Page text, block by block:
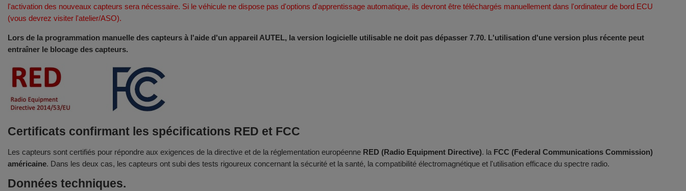
l'activation des nouveaux capteurs sera nécessaire. Si le véhicule ne dispose pas d'options d'apprentissage automatique, ils devront être téléchargés manuellement dans l'ordinateur de bord ECU
(vous devrez visiter l'atelier/ASO).
Lors de la programmation manuelle des capteurs à l'aide d'un appareil AUTEL, la version logicielle utilisable ne doit pas dépasser 7.70. L'utilisation d'une version plus récente peut
entraîner le blocage des capteurs.
Certificats confirmant les spécifications RED et FCC
Les capteurs sont certifiés pour répondre aux exigences de la directive et de la réglementation européenne RED (Radio Equipment Directive). la FCC (Federal Communications Commission)
américaine. Dans les deux cas, les capteurs ont subi des tests rigoureux concernant la sécurité et la santé, la compatibilité électromagnétique et l'utilisation efficace du spectre radio.
Données techniques.